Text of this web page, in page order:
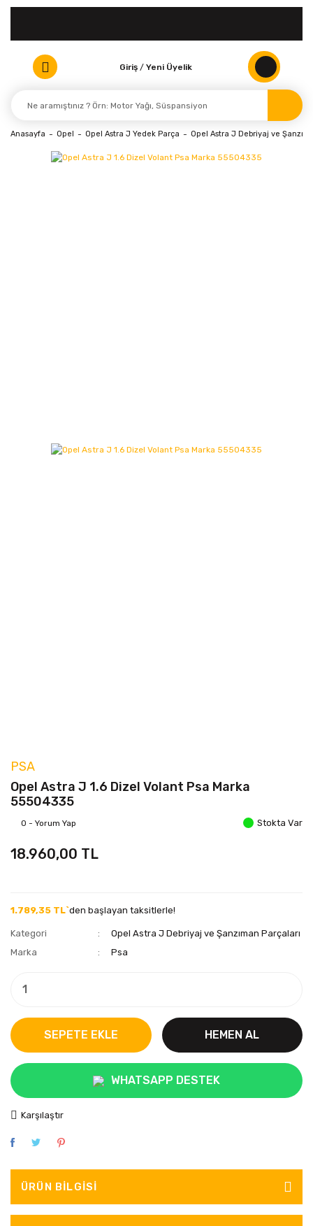
Giriş / Yeni Üyelik
Anasayfa Opel Opel Astra J Yedek Parça Opel Astra J Debriyaj ve
PSA
Opel Astra J 1.6 Dizel Volant Psa Marka
55504335
0 - Yorum Yap Stokta Var
18.960,00 TL
1.789,35 TL`den başlayan taksitlerle!
Kategori
Opel Astra J Debriyaj ve Şanzıman Parçaları
Marka
Psa
SEPETE EKLE HEMEN AL
WHATSAPP DESTEK
Karşılaştır
ÜRÜN BILGISI